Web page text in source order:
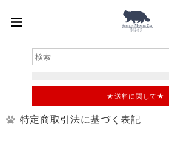
★送料に関して★
特定商取引法に基づく表記